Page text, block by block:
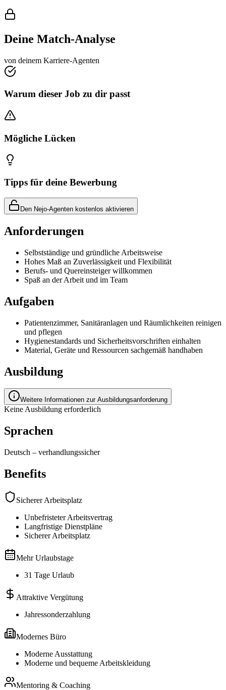
Deine Match-Analyse
von deinem Karriere-Agenten
Warum dieser Job zu dir passt
Mögliche Lücken
Tipps für deine Bewerbung
Den Nejo-Agenten kostenlos aktivieren
Anforderungen
Selbstständige und gründliche Arbeitsweise
Hohes Maß an Zuverlässigkeit und Flexibilität
Berufs- und Quereinsteiger willkommen
Spaß an der Arbeit und im Team
Aufgaben
Patientenzimmer, Sanitäranlagen und Räumlichkeiten reinigen
und pflegen
Hygienestandards und Sicherheitsvorschriften einhalten
Material, Geräte und Ressourcen sachgemäß handhaben
Ausbildung
Weitere Informationen zur Ausbildungsanforderung
Keine Ausbildung erforderlich
Sprachen
Deutsch – verhandlungssicher
Benefits
Sicherer Arbeitsplatz
Unbefristeter Arbeitsvertrag
Langfristige Dienstpläne
Sicherer Arbeitsplatz
Mehr Urlaubstage
31 Tage Urlaub
Attraktive Vergütung
Jahressonderzahlung
Modernes Büro
Moderne Ausstattung
Moderne und bequeme Arbeitskleidung
Mentoring & Coaching